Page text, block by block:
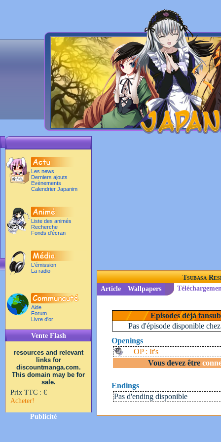
Les news
Derniers ajouts
Evènements
Calendrier Japanim
Liste des animés
Recherche
Fonds d'écran
L'émission
La radio
Aide
Forum
Livre d'or
Vente Flash
resources and relevant
links for
discountmanga.com.
This domain may be for
sale.
Prix TTC : €
Acheter!
Publicité
Tsubasa
Article Wallpapers
Episodes déjà
Pas d'épisode disponible
Openings
OP : It's
Vous devez être
Endings
Pas d'ending disponible